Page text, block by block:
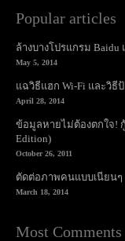
Popular articles
ล้างบางโปรแกรม
May 5, 2014
แฉวิธีแฮก Wi-Fi และวิธี
April 28, 2014
ข้อมูลหายไม่ต้องตกใจ! กู้
Edition)
October 26, 2011
ตัดต่อภาพคนแบบเนียนๆ
March 18, 2014
Most Comments